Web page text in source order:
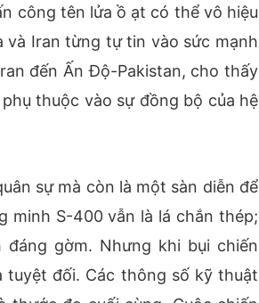
công tên lửa ồ ạt có thể vô hiệu
và Iran từng tự tin vào sức mạnh
đến Ấn Độ-Pakistan, cho thấy
thuộc vào sự đồng bộ của hệ
sự mà còn là một sàn diễn để
minh S-400 vẫn là lá chắn thép;
gờm. Nhưng khi bụi chiến
đối. Các thông số kỹ thuật